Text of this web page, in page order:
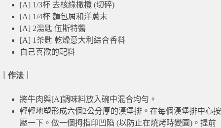
[A] 1/3杯 去核綠橄欖 (切碎)
[A] 1/4杯 麵包屑和洋蔥末
[A] 2湯匙 伍斯特醬
[A] 1茶匙 乾燥意大利綜合香料
自己喜歡的配料
｜作法
將牛肉與[A]調味料放入碗中混合均勻。
輕輕地塑形成六個2公分厚的漢堡排。在每個漢堡排中心按
壓一下。做一個拇指印凹陷 (以防止在燒烤時變圓)。提前